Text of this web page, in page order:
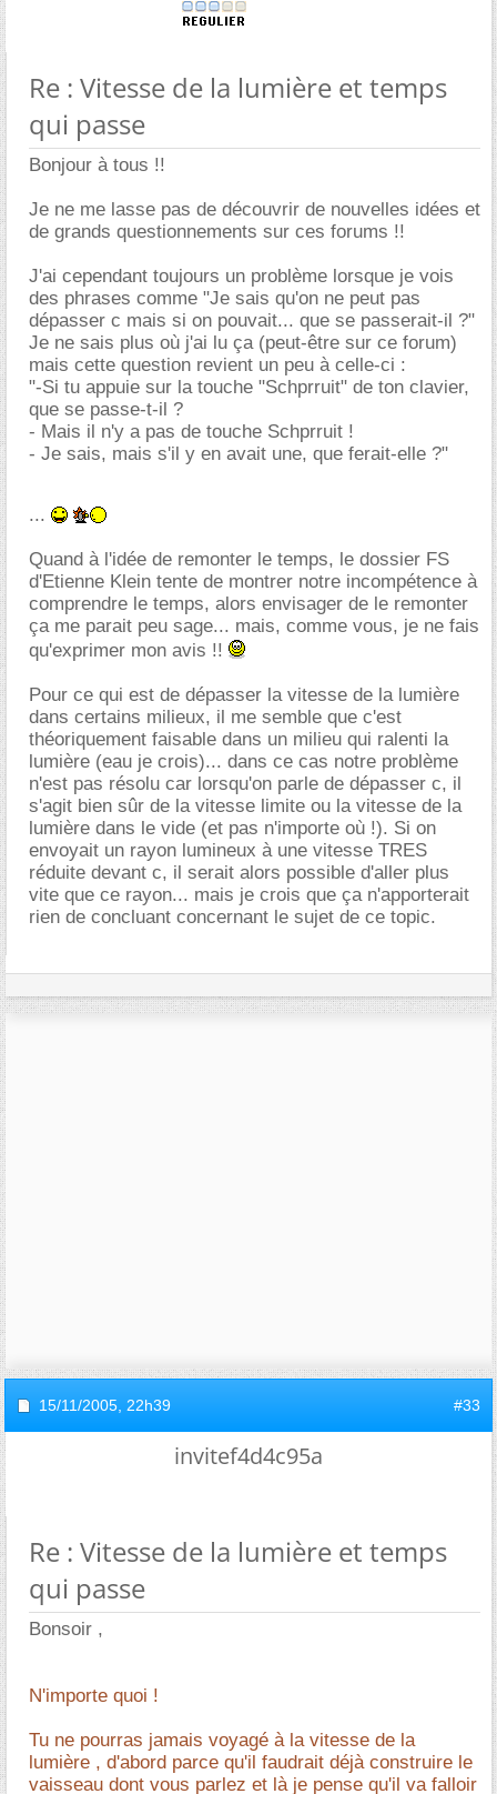
Re : Vitesse de la lumière et temps
qui passe
Bonjour à tous !!
Je ne me lasse pas de découvrir de nouvelles idées et
de grands questionnements sur ces forums !!
J'ai cependant toujours un problème lorsque je vois
des phrases comme "Je sais qu'on ne peut pas
dépasser c mais si on pouvait... que se passerait-il ?"
Je ne sais plus où j'ai lu ça (peut-être sur ce forum)
mais cette question revient un peu à celle-ci :
"-Si tu appuie sur la touche "Schprruit" de ton clavier,
que se passe-t-il ?
- Mais il n'y a pas de touche Schprruit !
- Je sais, mais s'il y en avait une, que ferait-elle ?"
...
Quand à l'idée de remonter le temps, le dossier FS
d'Etienne Klein tente de montrer notre incompétence à
comprendre le temps, alors envisager de le remonter
ça me parait peu sage... mais, comme vous, je ne fais
qu'exprimer mon avis !!
Pour ce qui est de dépasser la vitesse de la lumière
dans certains milieux, il me semble que c'est
théoriquement faisable dans un milieu qui ralenti la
lumière (eau je crois)... dans ce cas notre problème
n'est pas résolu car lorsqu'on parle de dépasser c, il
s'agit bien sûr de la vitesse limite ou la vitesse de la
lumière dans le vide (et pas n'importe où !). Si on
envoyait un rayon lumineux à une vitesse TRES
réduite devant c, il serait alors possible d'aller plus
vite que ce rayon... mais je crois que ça n'apporterait
rien de concluant concernant le sujet de ce topic.
15/11/2005, 22h39 #33
invitef4d4c95a
Re : Vitesse de la lumière et temps
qui passe
Bonsoir ,
N'importe quoi !
Tu ne pourras jamais voyagé à la vitesse de la
lumière , d'abord parce qu'il faudrait déjà construire le
vaisseau dont vous parlez et là je pense qu'il va falloir